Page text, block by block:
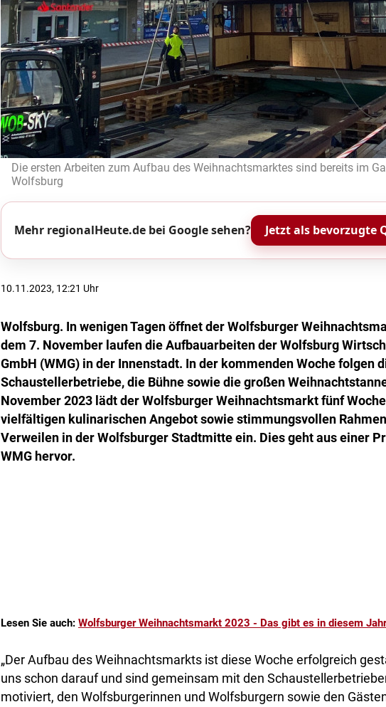
Die ersten Arbeiten zum Aufbau des Weihnachtsmarktes sind bereits im
Wolfsburg
Mehr regionalHeute.de bei Google sehen? Jetzt als bevorzugte
10.11.2023, 12:21 Uhr
Wolfsburg. In wenigen Tagen öffnet der Wolfsburger
dem 7. November laufen die Aufbauarbeiten der Wolfsburg
GmbH (WMG) in der Innenstadt. In der kommenden Woche folgen
Schaustellerbetriebe, die Bühne sowie die großen
November 2023 lädt der Wolfsburger Weihnachtsmarkt fünf
vielfältigen kulinarischen Angebot sowie stimmungsvollen
Verweilen in der Wolfsburger Stadtmitte ein. Dies geht aus einer
WMG hervor.
Lesen Sie auch: Wolfsburger Weihnachtsmarkt 2023 - Das gibt es in diesem
„Der Aufbau des Weihnachtsmarkts ist diese Woche erfolgreich
uns schon darauf und sind gemeinsam mit den
motiviert, den Wolfsburgerinnen und Wolfsburgern sowie den